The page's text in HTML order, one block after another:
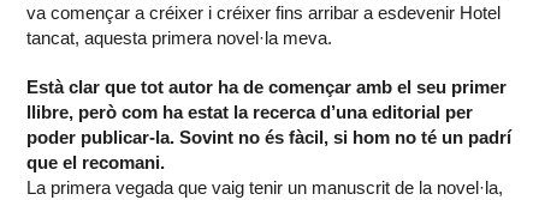
va començar a créixer i créixer fins arribar a esdevenir Hotel
tancat, aquesta primera novel·la meva.
Està clar que tot autor ha de començar amb el seu primer
llibre, però com ha estat la recerca d’una editorial per
poder publicar-la. Sovint no és fàcil, si hom no té un padrí
que el recomani.
La primera vegada que vaig tenir un manuscrit de la novel·la,